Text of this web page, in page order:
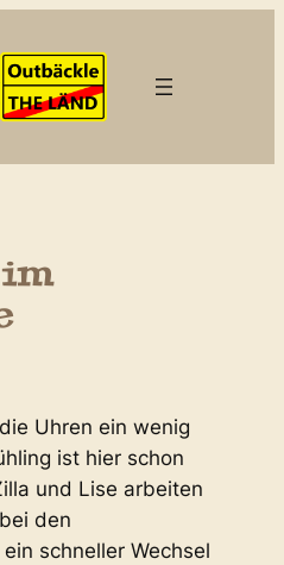
Uhren ein wenig
ist hier schon
und Lise arbeiten
den
schneller Wechsel